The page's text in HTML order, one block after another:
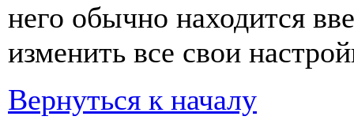
него обычно находится
изменить все свои
Вернуться к началу